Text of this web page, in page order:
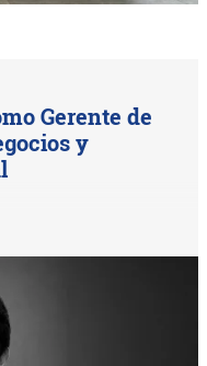
Gerente de
y